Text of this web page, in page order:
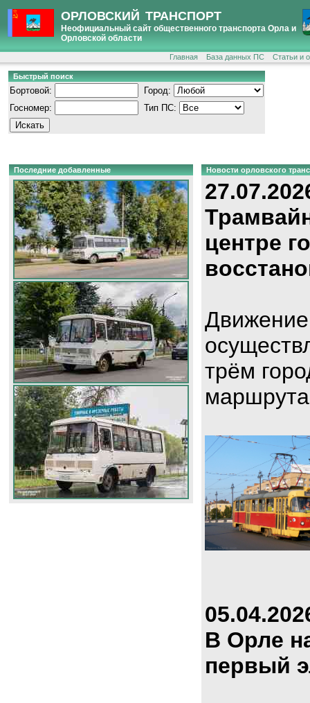
ОРЛОВСКИЙ ТРАНСПОРТ
Неофициальный сайт общественного транспорта Орла и
Орловской области
Главная База данных ПС Статьи и
Быстрый поиск
Бортовой:
Город:
Госномер:
Тип ПС:
Последние добавленные Новости орловского
центре
Движение
трём
В Орле
первый